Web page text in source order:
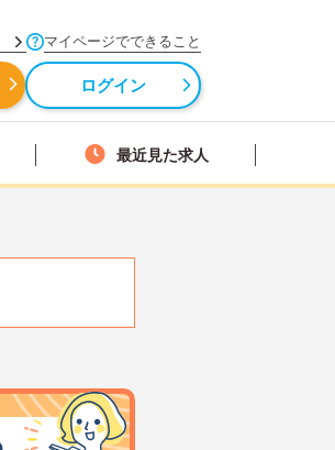
マイページでできること
ログイン
最近見た求人